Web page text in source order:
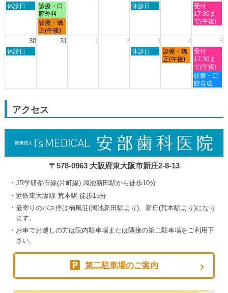
日
月
2026
休診日
月
曜
日,
8
月
診療・口
腔外科
木
月
2026
休診日
土
曜
日,
月
2026
受付
17:30ま
で(午後)
月
曜
日,
診療・矯
正(午後)
30 31 1 2 3 4 5
日
30th
休診日
木
3rd
休診日
金
曜
4th
診療・矯
正(午後)
土
曜
日,
9
月
5th
受付
17:30ま
で(午後)
土
曜
日,
診療・口
腔育成
アクセス
〒578-0963 大阪府東大阪市新庄2-8-13
JR学研都市線(片町線) 鴻池新田駅から徒歩10分
近鉄東大阪線 荒本駅 徒歩15分
最寄りのバス停は楠風荘(鴻池新田駅より)、新庄(荒本駅より)になり
ます。
お車でお越しの方は院内駐車場または隣接の第二駐車場をご利用下
さい。
第二駐車場のご案内